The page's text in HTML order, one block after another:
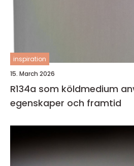
inspiration
15. March 2026
R134a som köldmedium användning,
egenskaper och framtid